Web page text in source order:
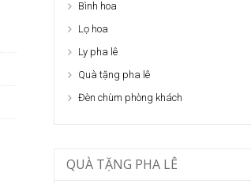
Bình hoa
Lọ hoa
Ly pha lê
Quà tặng pha lê
Đèn chùm phòng khách
QUÀ TẶNG PHA LÊ